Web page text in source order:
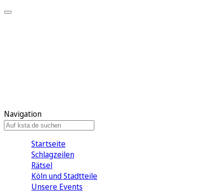
Navigation
Startseite
Schlagzeilen
Rätsel
Köln und Stadtteile
Unsere Events